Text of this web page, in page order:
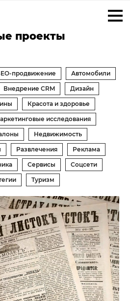
заказ
мебельного бизнеса
туристического бизнеса
сайтов
проекты
продвижение Автомобили
Внедрение CRM Дизайн
Красота и здоровье
исследования
Недвижимость
Развлечения Реклама
Сервисы Соцсети
Туризм